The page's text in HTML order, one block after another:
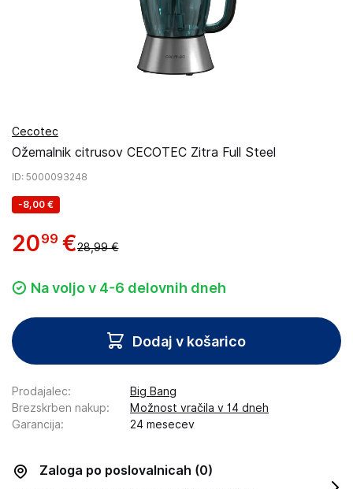
Cecotec
Ožemalnik citrusov CECOTEC Zitra Full Steel
ID: 5000093248
-8,00 €
2099 €28,99 €
Na voljo v 4-6 delovnih dneh
Dodaj v košarico
Prodajalec:
Big Bang
Brezskrben nakup:
Možnost vračila v 14 dneh
Garancija: 24 mesecev
Zaloga po poslovalnicah (0)